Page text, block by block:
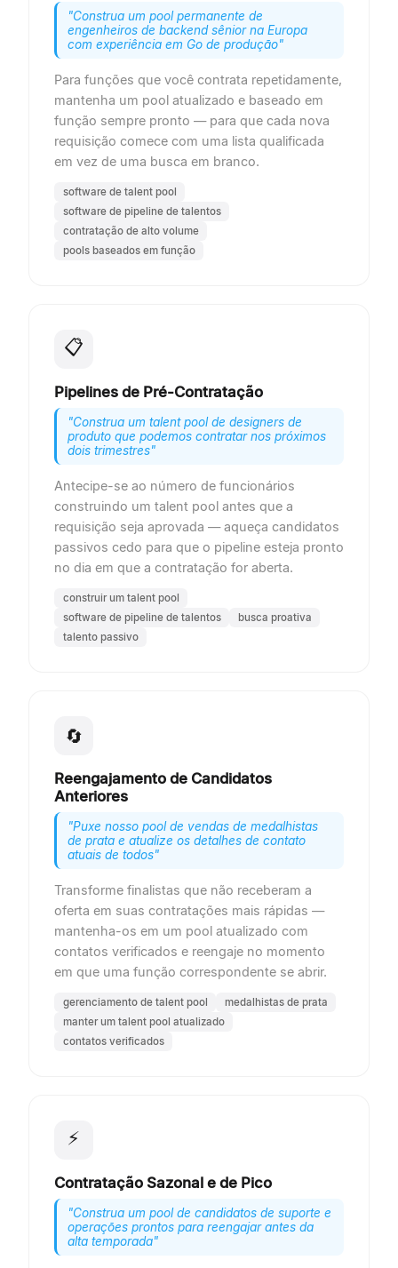
"Construa um pool permanente de
engenheiros de backend sênior na Europa
com experiência em Go de produção"
Para funções que você contrata repetidamente,
mantenha um pool atualizado e baseado em
função sempre pronto — para que cada nova
requisição comece com uma lista qualificada
em vez de uma busca em branco.
software de talent pool
software de pipeline de talentos
contratação de alto volume
pools baseados em função
📋
Pipelines de Pré-Contratação
"Construa um talent pool de designers de
produto que podemos contratar nos próximos
dois trimestres"
Antecipe-se ao número de funcionários
construindo um talent pool antes que a
requisição seja aprovada — aqueça candidatos
passivos cedo para que o pipeline esteja pronto
no dia em que a contratação for aberta.
construir um talent pool
software de pipeline de talentos
busca proativa
talento passivo
🔄
Reengajamento de Candidatos
Anteriores
"Puxe nosso pool de vendas de medalhistas
de prata e atualize os detalhes de contato
atuais de todos"
Transforme finalistas que não receberam a
oferta em suas contratações mais rápidas —
mantenha-os em um pool atualizado com
contatos verificados e reengaje no momento
em que uma função correspondente se abrir.
gerenciamento de talent pool
medalhistas de prata
manter um talent pool atualizado
contatos verificados
⚡
Contratação Sazonal e de Pico
"Construa um pool de candidatos de suporte e
operações prontos para reengajar antes da
alta temporada"